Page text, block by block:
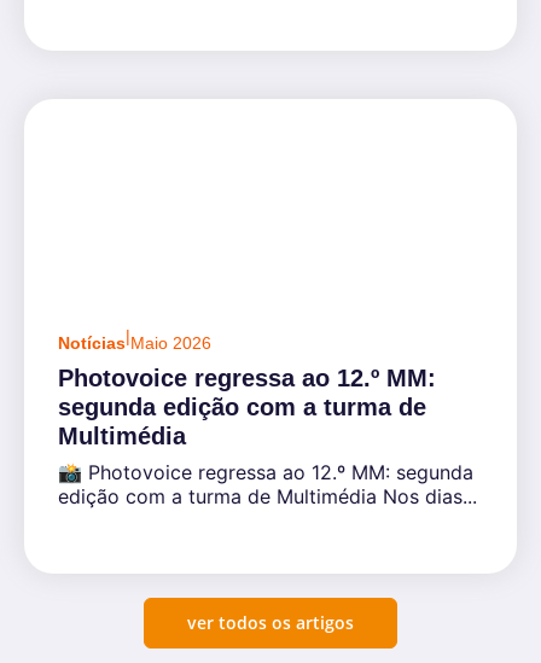
Notícias|Maio 2026
Photovoice regressa ao 12.º MM:
segunda edição com a turma de
Multimédia
📸 Photovoice regressa ao 12.º MM: segunda
edição com a turma de Multimédia Nos dias...
ver todos os artigos